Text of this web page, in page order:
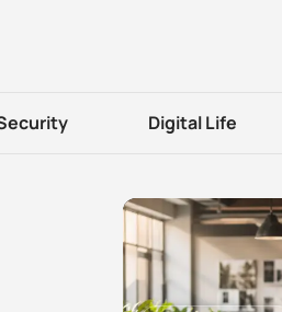
Digital Life